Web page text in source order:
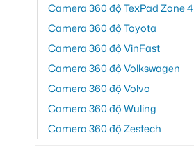
Camera 360 độ TexPad Zone 4
Camera 360 độ Toyota
Camera 360 độ VinFast
Camera 360 độ Volkswagen
Camera 360 độ Volvo
Camera 360 độ Wuling
Camera 360 độ Zestech